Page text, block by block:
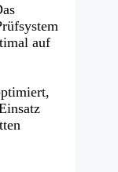
auf